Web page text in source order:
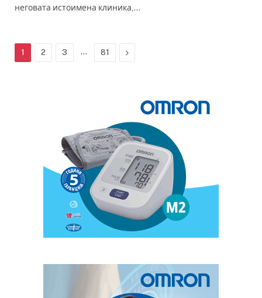
неговата истоимена клиника,…
1 2 3 … 81 Next